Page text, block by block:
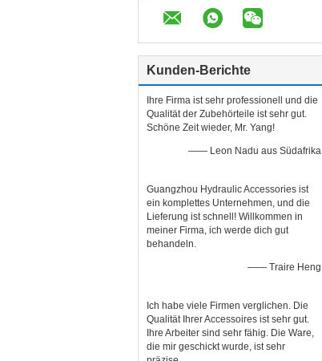
Kunden-Berichte
Ihre Firma ist sehr professionell und die
Qualität der Zubehörteile ist sehr gut.
Schöne Zeit wieder, Mr. Yang!
—— Leon Nadu aus Südafrika
Guangzhou Hydraulic Accessories ist
ein komplettes Unternehmen, und die
Lieferung ist schnell! Willkommen in
meiner Firma, ich werde dich gut
behandeln.
—— Traire Heng
Ich habe viele Firmen verglichen. Die
Qualität Ihrer Accessoires ist sehr gut.
Ihre Arbeiter sind sehr fähig. Die Ware,
die mir geschickt wurde, ist sehr